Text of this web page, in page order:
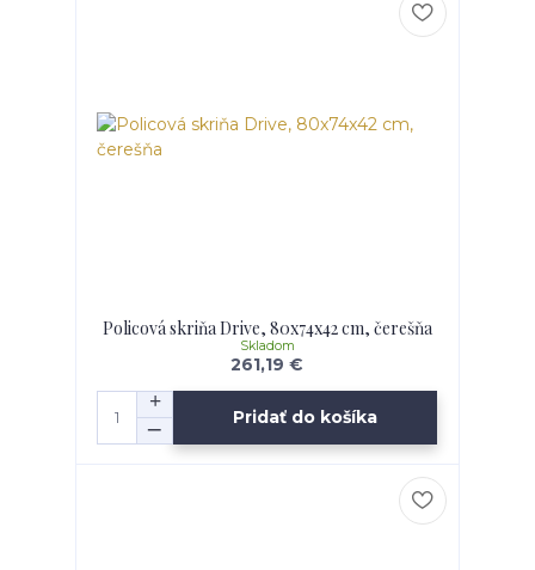
Policová skriňa Drive, 80x74x42 cm, čerešňa
261,19 €
Skladom
Pridať do košíka